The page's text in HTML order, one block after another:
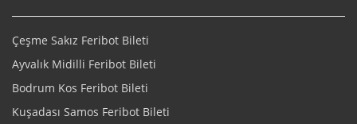
Çeşme Sakız Feribot Bileti
Ayvalık Midilli Feribot Bileti
Bodrum Kos Feribot Bileti
Kuşadası Samos Feribot Bileti